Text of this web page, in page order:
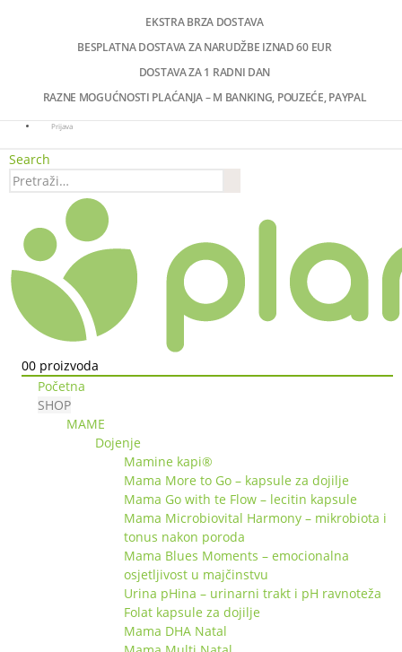
EKSTRA BRZA DOSTAVA
BESPLATNA DOSTAVA ZA NARUDŽBE IZNAD 60 EUR
DOSTAVA ZA 1 RADNI DAN
RAZNE MOGUĆNOSTI PLAĆANJA – M BANKING, POUZEĆE, PAYPAL
Prijava
Search
00 proizvoda
Početna
SHOP
MAME
Dojenje
Mamine kapi®
Mama More to Go – kapsule za dojilje
Mama Go with te Flow – lecitin kapsule
Mama Microbiovital Harmony – mikrobiota i
tonus nakon poroda
Mama Blues Moments – emocionalna
osjetljivost u majčinstvu
Urina pHina – urinarni trakt i pH ravnoteža
Folat kapsule za dojilje
Mama DHA Natal